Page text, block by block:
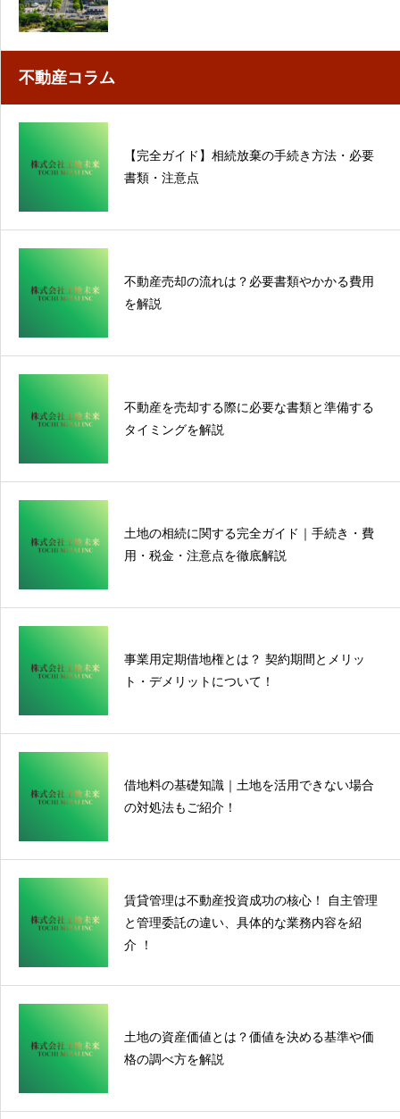
不動産コラム
【完全ガイド】相続放棄の手続き方法・必要
書類・注意点
不動産売却の流れは？必要書類やかかる費用
を解説
不動産を売却する際に必要な書類と準備する
タイミングを解説
土地の相続に関する完全ガイド｜手続き・費
用・税金・注意点を徹底解説
事業用定期借地権とは？ 契約期間とメリッ
ト・デメリットについて！
借地料の基礎知識｜土地を活用できない場合
の対処法もご紹介！
賃貸管理は不動産投資成功の核心！ 自主管理
と管理委託の違い、具体的な業務内容を紹
介 ！
土地の資産価値とは？価値を決める基準や価
格の調べ方を解説